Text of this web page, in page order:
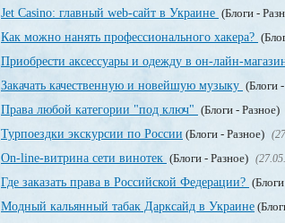
Jet Сasino: главный web-сайт в Украине (Блоги -
Как можно нанять профессионального хакера?
Приобрести аксессуары и одежду в он-лайн-
Закачать качественную и новейшую музыку (Блоги
Права любой категории "под ключ" (Блоги - Разное)
Турпоездки экскурсии по России (Блоги - Разное)
On-line-витрина сети винотек (Блоги - Разное)
Где заказать права в Российской Федерации?
Модный кальянный табак Дарксайд в Украине